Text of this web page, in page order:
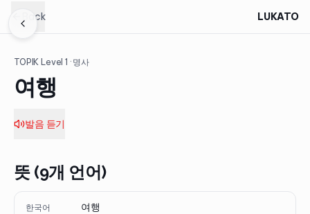
Back LUKATO
TOPIK Level1 · 명사
여행
발음 듣기
뜻 (9개 언어)
한국어 여행